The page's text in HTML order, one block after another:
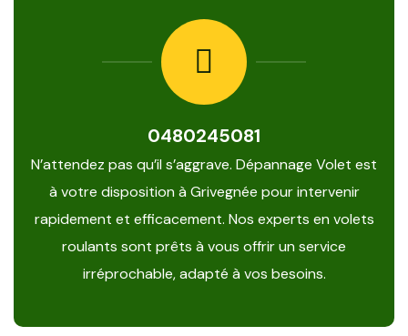
0480245081
N’attendez pas qu’il s’aggrave. Dépannage Volet est
à votre disposition à Grivegnée pour intervenir
rapidement et efficacement. Nos experts en volets
roulants sont prêts à vous offrir un service
irréprochable, adapté à vos besoins.